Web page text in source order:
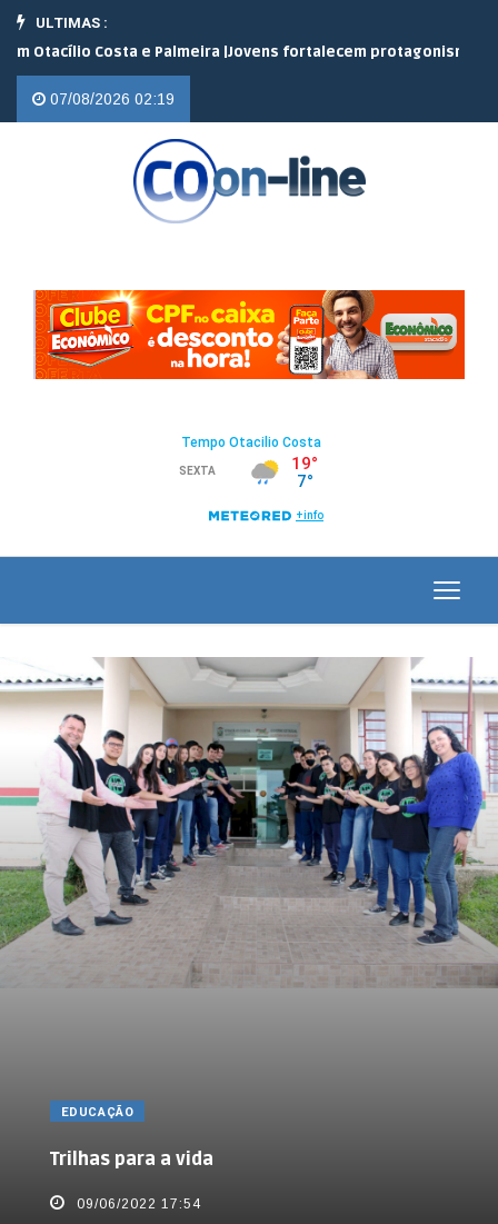
ULTIMAS :
Costa e Palmeira |Jovens fortalecem protagonismo no campo
07/08/2026 02:19
EDUCAÇÃO
Trilhas para a vida
09/06/2022 17:54